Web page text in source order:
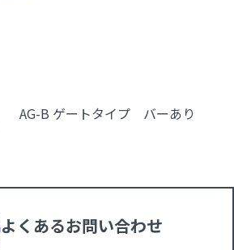
AG-B ゲートタイプ バーあり
よくあるお問い合わせ